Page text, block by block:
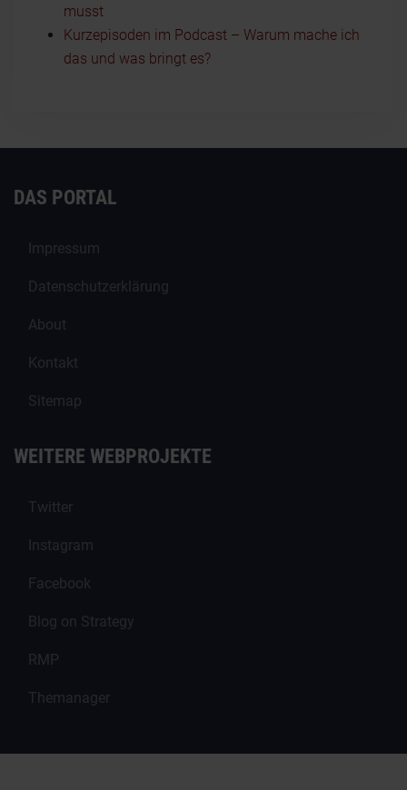
musst
Kurzepisoden im Podcast – Warum mache ich
das und was bringt es?
DAS PORTAL
Impressum
Datenschutzerklärung
About
Kontakt
Sitemap
WEITERE WEBPROJEKTE
Twitter
Instagram
Facebook
Blog on Strategy
RMP
Themanager